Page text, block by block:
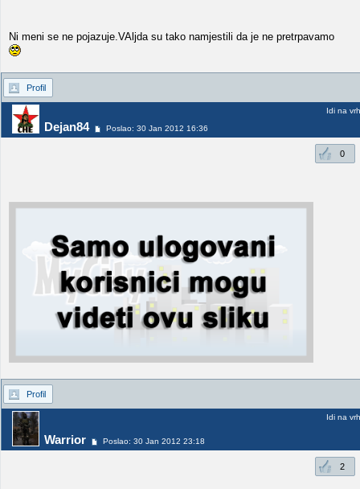
Ni meni se ne pojazuje.VAljda su tako namjestili da je ne pretrpavamo
Profil
Dejan84 Poslao: 30 Jan 2012 16:36
Idi na vrh
0
Profil
Warrior Poslao: 30 Jan 2012 23:18
Idi na vrh
2